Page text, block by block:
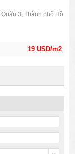
19 USD/m2
3, Thành phố Hồ